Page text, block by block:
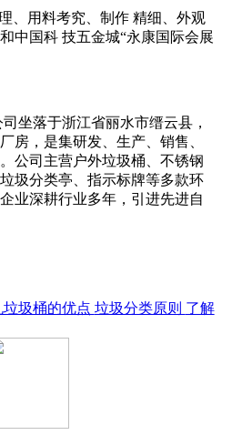
、用料考究、制作 精细、外观
中国科 技五金城“永康国际会展
落于浙江省丽水市缙云县，
房，是集研发、生产、销售、
公司主营户外垃圾桶、不锈钢
圾分类亭、指示标牌等多款环
深耕行业多年，引进先进自
垃圾桶的优点 垃圾分类原则 了解